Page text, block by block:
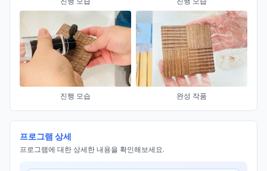
진행 모습 완성 작품
프로그램 상세
프로그램에 대한 상세한 내용을 확인해보세요.